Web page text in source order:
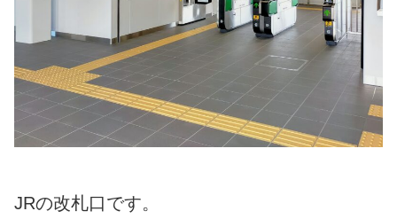
JRの改札口です。